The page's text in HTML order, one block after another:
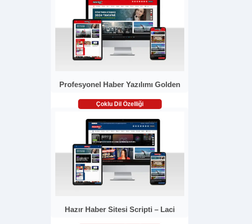
Profesyonel Haber Yazılımı Golden
Çoklu Dil Özelliği
Hazır Haber Sitesi Scripti – Laci